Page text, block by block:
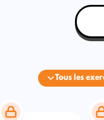
Tous les